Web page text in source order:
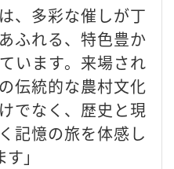
、多彩な催しが丁
ふれる、特色豊か
います。来場され
伝統的な農村文化
でなく、歴史と現
記憶の旅を体感し
」